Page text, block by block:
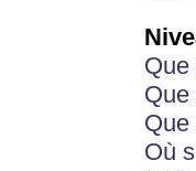
Que
Que
Que
Où